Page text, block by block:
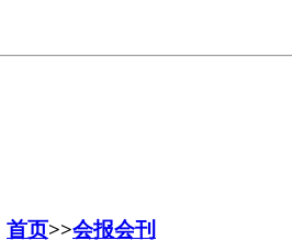
首页>>会报会刊